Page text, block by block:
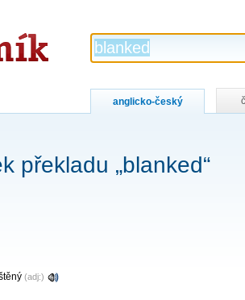
anglicko-český
překladu „blanked“
(adj:)